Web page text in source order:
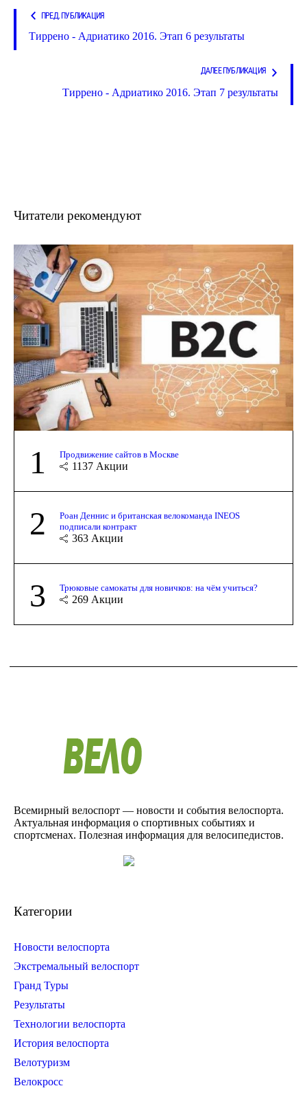
ПРЕД. ПУБЛИКАЦИЯ
Тиррено - Адриатико 2016. Этап 6 результаты
ДАЛЕЕ ПУБЛИКАЦИЯ
Тиррено - Адриатико 2016. Этап 7 результаты
Читатели рекомендуют
1 Продвижение сайтов в Москве
1137 Акции
2
Роан Деннис и британская велокоманда INEOS
подписали контракт
363 Акции
3 Трюковые самокаты для новичков: на чём учиться?
269 Акции
Всемирный велоспорт — новости и события велоспорта.
Актуальная информация о спортивных событиях и
спортсменах. Полезная информация для велосипедистов.
Категории
Новости велоспорта
Экстремальный велоспорт
Гранд Туры
Результаты
Технологии велоспорта
История велоспорта
Велотуризм
Велокросс